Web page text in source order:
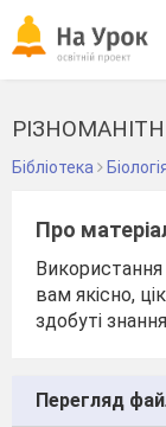
Бібліотека
Про
вам якісно,
здобуті
Перегляд